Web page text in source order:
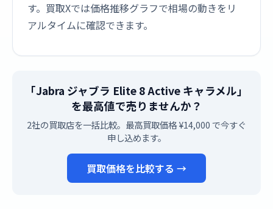
す。買取Xでは価格推移グラフで相場の動きをリ
アルタイムに確認できます。
「Jabra ジャブラ Elite 8 Active キャラメル」
を最高値で売りませんか？
2社の買取店を一括比較。最高買取価格 ¥14,000 で今すぐ
申し込めます。
買取価格を比較する →